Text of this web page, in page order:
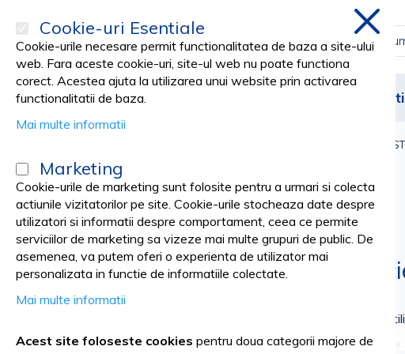
PRODUSE Noutati
INSTRUMENTAR, CUTII & SETURI
Elevatoare
Elevatoare dentare – precizie și
Elevatoarele dentare sunt instrumente esențiale în chirurgia orală,
pentru a oferi precizie și control, fiecare elevator dentar este
inchide
Cookie-uri Esentiale
Cookie-urile necesare permit functionalitatea de baza a site-ului
web. Fara aceste cookie-uri, site-ul web nu poate functiona
corect. Acestea ajuta la utilizarea unui website prin activarea
functionalitatii de baza.
Mai multe informatii
Marketing
Cookie-urile de marketing sunt folosite pentru a urmari si colecta
actiunile vizitatorilor pe site. Cookie-urile stocheaza date despre
utilizatori si informatii despre comportament, ceea ce permite
serviciilor de marketing sa vizeze mai multe grupuri de public. De
asemenea, va putem oferi o experienta de utilizator mai
personalizata in functie de informatiile colectate.
Mai multe informatii
Acest site foloseste cookies pentru doua categorii majore de